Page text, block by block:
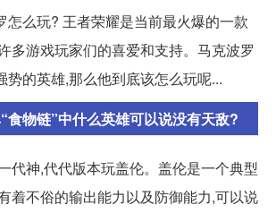
怎么玩? 王者荣耀是当前最火爆的一款
多游戏玩家们的喜爱和支持。马克波罗
势的英雄,那么他到底该怎么玩呢...
食物链”中什么英雄可以说没有天敌?
代神,代代版本玩盖伦。盖伦是一个典型
着不俗的输出能力以及防御能力,可以说